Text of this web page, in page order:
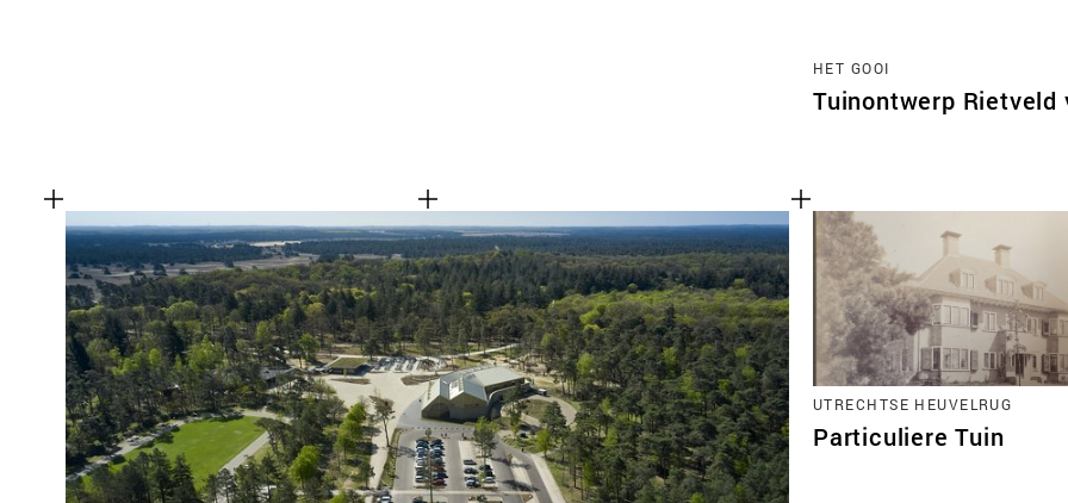
HET GOOI
Tuinontwerp Rietveld
UTRECHTSE HEUVELRUG
Particuliere Tuin